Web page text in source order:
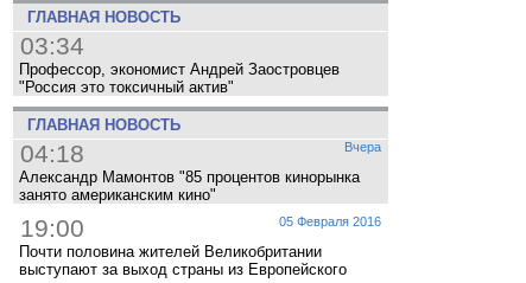
ГЛАВНАЯ НОВОСТЬ
03:34
Профессор, экономист Андрей Заостровцев
"Россия это токсичный актив"
ГЛАВНАЯ НОВОСТЬ
Вчера
04:18
Александр Мамонтов "85 процентов кинорынка
занято американским кино"
05 Февраля 2016
19:00
Почти половина жителей Великобритании
выступают за выход страны из Европейского